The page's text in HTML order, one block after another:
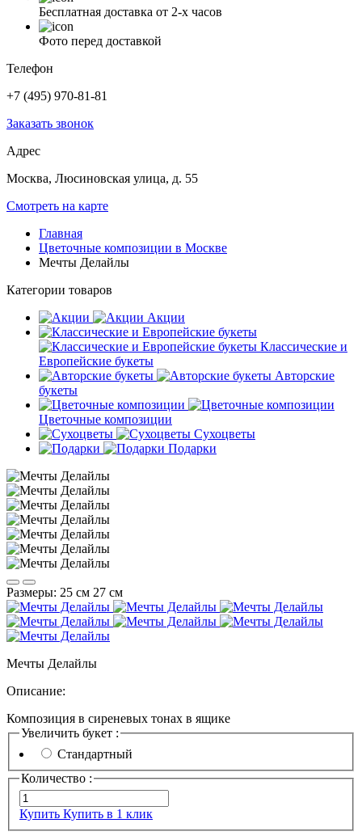
Бесплатная доставка от 2-х часов
Фото перед доставкой
Телефон
+7 (495) 970-81-81
Заказать звонок
Адрес
Москва, Люсиновская улица, д. 55
Смотреть на карте
Главная
Цветочные композиции в Москве
Мечты Делайлы
Категории товаров
Акции
Классические и
Европейские букеты
Авторские
букеты
Цветочные композиции
Сухоцветы
Подарки
Размеры: 25 см 27 см
Мечты Делайлы
Описание:
Композиция в сиреневых тонах в ящике
Увеличить букет :
Стандартный
Количество :
Купить Купить в 1 клик